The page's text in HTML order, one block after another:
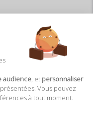
audience , et personnaliser
Vous pouvez
à tout moment.
Agrandir la carte